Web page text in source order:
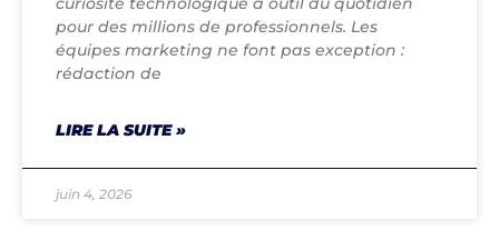
pour des millions de professionnels. Les
équipes marketing ne font pas exception :
rédaction de
LIRE LA SUITE »
juin 4, 2026